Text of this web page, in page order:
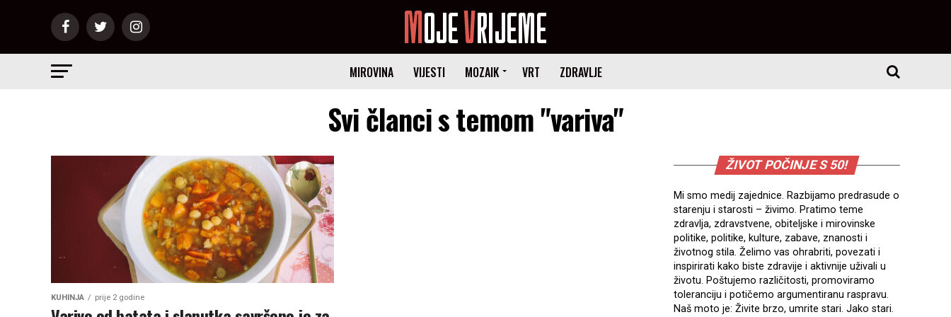
MIROVINA VIJESTI MOZAIK VRT ZDRAVLJE
Svi članci s temom "variva"
KUHINJA prije 2 godine
ŽIVOT POČINJE S 50!
Mi smo medij zajednice. Razbijamo predrasude o
starenju i starosti – živimo. Pratimo teme
zdravlja, zdravstvene, obiteljske i mirovinske
politike, politike, kulture, zabave, znanosti i
životnog stila. Želimo vas ohrabriti, povezati i
inspirirati kako biste zdravije i aktivnije uživali u
životu. Poštujemo različitosti, promoviramo
toleranciju i potičemo argumentiranu raspravu.
Naš moto je: Živite brzo, umrite stari. Jako stari.